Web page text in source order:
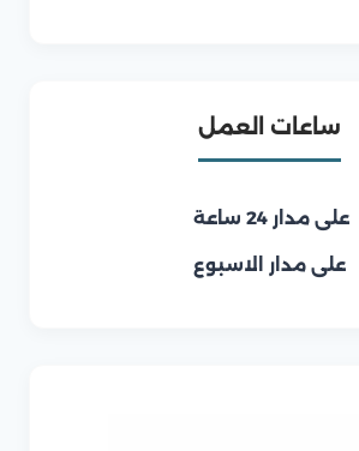
ساعات العمل
على مدار 24 ساعة
على مدار الاسبوع